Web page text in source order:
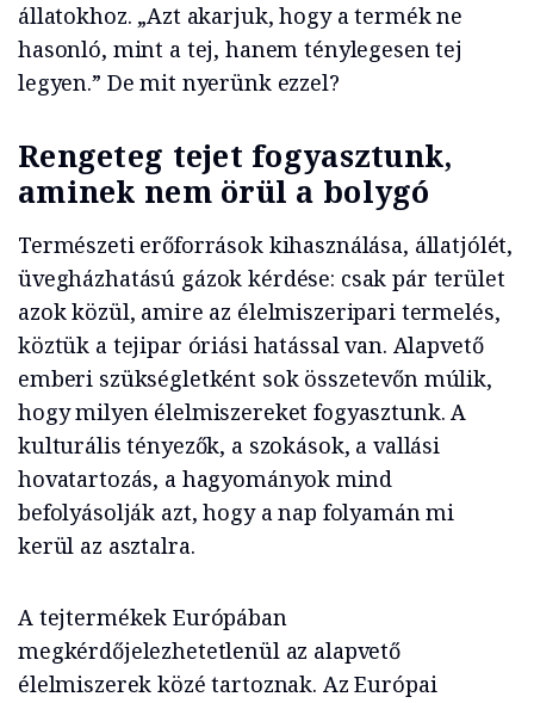
állatokhoz. „Azt akarjuk, hogy a termék ne
hasonló, mint a tej, hanem ténylegesen tej
legyen.” De mit nyerünk ezzel?
Rengeteg tejet fogyasztunk,
aminek nem örül a bolygó
Természeti erőforrások kihasználása, állatjólét,
üvegházhatású gázok kérdése: csak pár terület
azok közül, amire az élelmiszeripari termelés,
köztük a tejipar óriási hatással van. Alapvető
emberi szükségletként sok összetevőn múlik,
hogy milyen élelmiszereket fogyasztunk. A
kulturális tényezők, a szokások, a vallási
hovatartozás, a hagyományok mind
befolyásolják azt, hogy a nap folyamán mi
kerül az asztalra.
A tejtermékek Európában
megkérdőjelezhetetlenül az alapvető
élelmiszerek közé tartoznak. Az Európai